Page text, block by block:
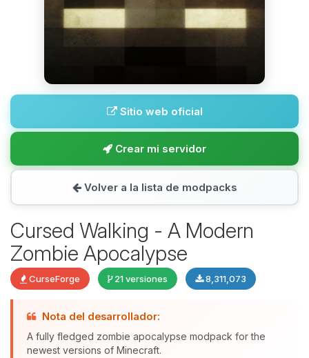
Sitio web oficial
Crear mi servidor
Volver a la lista de modpacks
Cursed Walking - A Modern
Zombie Apocalypse
CurseForge 21 versiones 8,311,073
Nota del desarrollador:
A fully fledged zombie apocalypse modpack for the
newest versions of Minecraft.